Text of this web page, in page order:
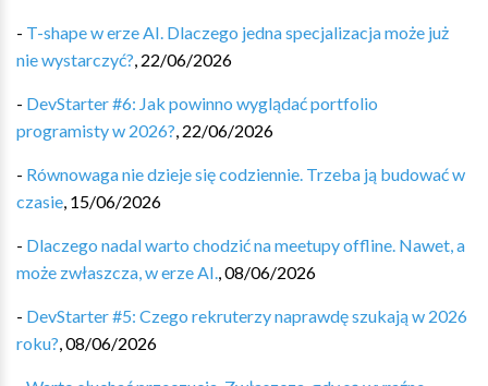
- T-shape w erze AI. Dlaczego jedna specjalizacja może już
nie wystarczyć?, 22/06/2026
- DevStarter #6: Jak powinno wyglądać portfolio
programisty w 2026?, 22/06/2026
- Równowaga nie dzieje się codziennie. Trzeba ją budować w
czasie, 15/06/2026
- Dlaczego nadal warto chodzić na meetupy offline. Nawet, a
może zwłaszcza, w erze AI.,08/06/2026
- DevStarter #5: Czego rekruterzy naprawdę szukają w 2026
roku?,08/06/2026